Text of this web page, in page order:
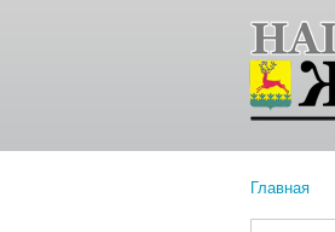
Главная